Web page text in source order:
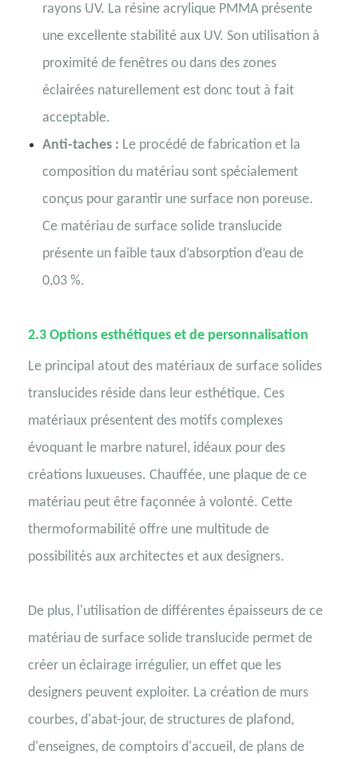
rayons UV. La résine acrylique PMMA présente
une excellente stabilité aux UV. Son utilisation à
proximité de fenêtres ou dans des zones
éclairées naturellement est donc tout à fait
acceptable.
Anti-taches : Le procédé de fabrication et la
composition du matériau sont spécialement
conçus pour garantir une surface non poreuse.
Ce matériau de surface solide translucide
présente un faible taux d’absorption d’eau de
0,03 %.
2.3 Options esthétiques et de personnalisation
Le principal atout des matériaux de surface solides
translucides réside dans leur esthétique. Ces
matériaux présentent des motifs complexes
évoquant le marbre naturel, idéaux pour des
créations luxueuses. Chauffée, une plaque de ce
matériau peut être façonnée à volonté. Cette
thermoformabilité offre une multitude de
possibilités aux architectes et aux designers.
De plus, l'utilisation de différentes épaisseurs de ce
matériau de surface solide translucide permet de
créer un éclairage irrégulier, un effet que les
designers peuvent exploiter. La création de murs
courbes, d'abat-jour, de structures de plafond,
d'enseignes, de comptoirs d'accueil, de plans de